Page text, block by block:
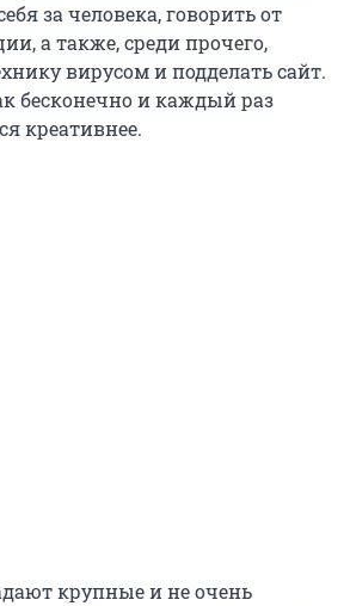
за человека, говорить от
а также, среди прочего,
вирусом и подделать сайт.
бесконечно и каждый раз
креативнее.
крупные и не очень